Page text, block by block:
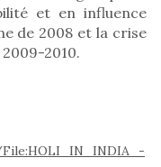
et en influence
de 2008 et la crise
2010.